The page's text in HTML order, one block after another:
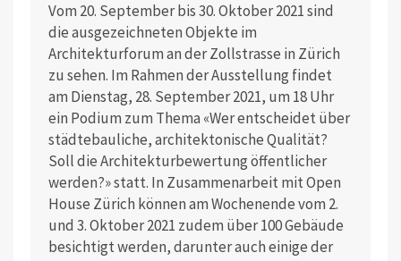
Vom 20. September bis 30. Oktober 2021 sind
die ausgezeichneten Objekte im
Architekturforum an der Zollstrasse in Zürich
zu sehen. Im Rahmen der Ausstellung findet
am Dienstag, 28. September 2021, um 18 Uhr
ein Podium zum Thema «Wer entscheidet über
städtebauliche, architektonische Qualität?
Soll die Architekturbewertung öffentlicher
werden?» statt. In Zusammenarbeit mit Open
House Zürich können am Wochenende vom 2.
und 3. Oktober 2021 zudem über 100 Gebäude
besichtigt werden, darunter auch einige der